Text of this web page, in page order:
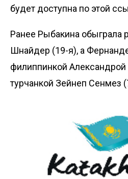
будет доступна по этой
Ранее Рыбакина обыграла
Шнайдер (19-я), а
филиппинкой Александрой
турчанкой Зейнеп Сенмез